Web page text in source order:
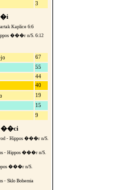
3
Kaplice 6:6
���r n/S. 6:12
67
55
44
40
19
15
9
��ci
- Hippos ���r n/S.
- Hippos ���r n/S.
���r n/S.
- Sklo Bohemia